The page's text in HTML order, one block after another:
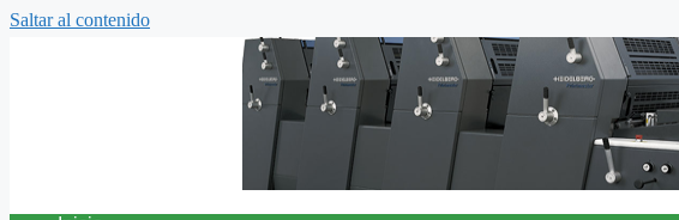
Saltar al contenido